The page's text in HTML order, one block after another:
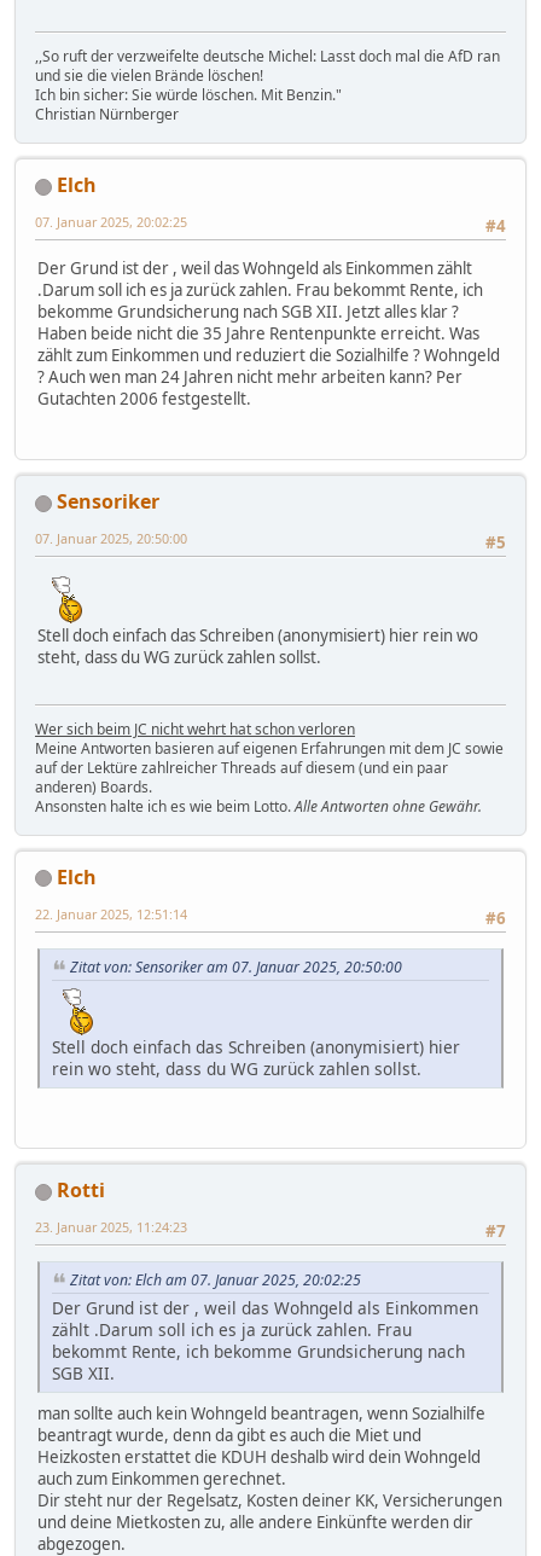
,,So ruft der verzweifelte deutsche Michel: Lasst doch mal die AfD ran
und sie die vielen Brände löschen!
Ich bin sicher: Sie würde löschen. Mit Benzin."
Christian Nürnberger
Elch
#4
07. Januar 2025, 20:02:25
Der Grund ist der , weil das Wohngeld als Einkommen zählt
.Darum soll ich es ja zurück zahlen. Frau bekommt Rente, ich
bekomme Grundsicherung nach SGB XII. Jetzt alles klar ?
Haben beide nicht die 35 Jahre Rentenpunkte erreicht. Was
zählt zum Einkommen und reduziert die Sozialhilfe ? Wohngeld
? Auch wen man 24 Jahren nicht mehr arbeiten kann? Per
Gutachten 2006 festgestellt.
Sensoriker
#5
07. Januar 2025, 20:50:00
Stell doch einfach das Schreiben (anonymisiert) hier rein wo
steht, dass du WG zurück zahlen sollst.
Wer sich beim JC nicht wehrt hat schon verloren
Meine Antworten basieren auf eigenen Erfahrungen mit dem JC sowie
auf der Lektüre zahlreicher Threads auf diesem (und ein paar
anderen) Boards.
Ansonsten halte ich es wie beim Lotto.Alle Antworten ohne Gewähr.
Elch
#6
22. Januar 2025, 12:51:14
Zitat von: Sensoriker am 07. Januar 2025, 20:50:00
Stell doch einfach das Schreiben (anonymisiert) hier
rein wo steht, dass du WG zurück zahlen sollst.
Rotti
#7
23. Januar 2025, 11:24:23
Zitat von: Elch am 07. Januar 2025, 20:02:25
Der Grund ist der , weil das Wohngeld als Einkommen
zählt .Darum soll ich es ja zurück zahlen. Frau
bekommt Rente, ich bekomme Grundsicherung nach
SGB XII.
man sollte auch kein Wohngeld beantragen, wenn Sozialhilfe
beantragt wurde, denn da gibt es auch die Miet und
Heizkosten erstattet die KDUH deshalb wird dein Wohngeld
auch zum Einkommen gerechnet.
Dir steht nur der Regelsatz, Kosten deiner KK, Versicherungen
und deine Mietkosten zu, alle andere Einkünfte werden dir
abgezogen.